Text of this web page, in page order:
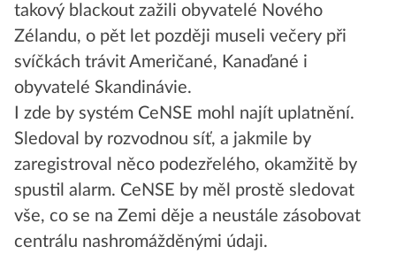
takový blackout zažili obyvatelé Nového
Zélandu, o pět let později museli večery při
svíčkách trávit Američané, Kanaďané i
obyvatelé Skandinávie.
I zde by systém CeNSE mohl najít uplatnění.
Sledoval by rozvodnou síť, a jakmile by
zaregistroval něco podezřelého, okamžitě by
spustil alarm. CeNSE by měl prostě sledovat
vše, co se na Zemi děje a neustále zásobovat
centrálu nashromážděnými údaji.